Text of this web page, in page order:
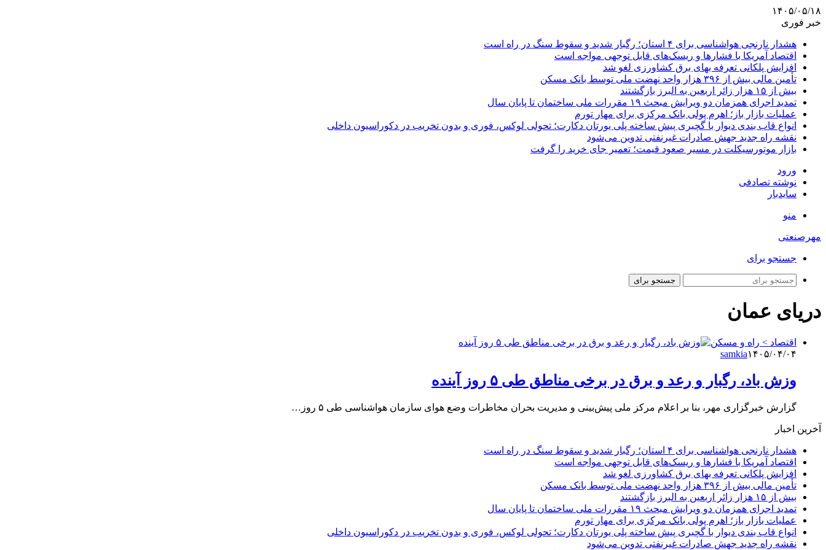
۱۴۰۵/۰۵/۱۸
خبر فوری
هشدار نارنجی هواشناسی برای ۴ استان؛ رگبار شدید و سقوط سنگ در راه است
اقتصاد آمریکا با فشارها و ریسک‌های قابل توجهی مواجه است
افزایش پلکانی تعرفه بهای برق کشاورزی لغو شد
تأمین مالی بیش از ۳۹۶ هزار واحد نهضت ملی توسط بانک مسکن
بیش از ۱۵ هزار زائر اربعین به البرز بازگشتند
تمدید اجرای همزمان دو ویرایش مبحث ۱۹ مقررات ملی ساختمان تا پایان سال
عملیات بازار باز؛ اهرم پولی بانک مرکزی برای مهار تورم
انواع قاب بندی دیوار با گچبری پیش ساخته پلی یورتان دکارت؛ تحولی لوکس، فوری و بدون تخریب در دکوراسیون داخلی
نقشه راه جدید جهش صادرات غیرنفتی تدوین می‌شود
بازار موتورسیکلت در مسیر صعود قیمت؛ تعمیر جای خرید را گرفت
ورود
نوشته تصادفی
سایدبار
منو
مهرصنعتی
جستجو برای
جستجو برای
دریای عمان
اقتصاد > راه و مسکن
samkia۱۴۰۵/۰۴/۰۴
وزش باد، رگبار و رعد و برق در برخی مناطق طی ۵ روز آینده
گزارش خبرگزاری مهر، بنا بر اعلام مرکز ملی پیش‌بینی و مدیریت بحران مخاطرات وضع هوای سازمان هواشناسی طی ۵ روز…
آخرین اخبار
هشدار نارنجی هواشناسی برای ۴ استان؛ رگبار شدید و سقوط سنگ در راه است
اقتصاد آمریکا با فشارها و ریسک‌های قابل توجهی مواجه است
افزایش پلکانی تعرفه بهای برق کشاورزی لغو شد
تأمین مالی بیش از ۳۹۶ هزار واحد نهضت ملی توسط بانک مسکن
بیش از ۱۵ هزار زائر اربعین به البرز بازگشتند
تمدید اجرای همزمان دو ویرایش مبحث ۱۹ مقررات ملی ساختمان تا پایان سال
عملیات بازار باز؛ اهرم پولی بانک مرکزی برای مهار تورم
انواع قاب بندی دیوار با گچبری پیش ساخته پلی یورتان دکارت؛ تحولی لوکس، فوری و بدون تخریب در دکوراسیون داخلی
نقشه راه جدید جهش صادرات غیرنفتی تدوین می‌شود